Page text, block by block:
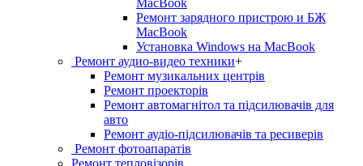
MacBook
Ремонт зарядного пристрою и БЖ
MacBook
Установка Windows на MacBook
Ремонт аудио-видео техники+
Ремонт музикальних центрів
Ремонт проекторів
Ремонт автомагнітол та підсилювачів для
авто
Ремонт аудіо-підсилювачів та ресиверів
Ремонт фотоапаратів
Ремонт тепловізорів